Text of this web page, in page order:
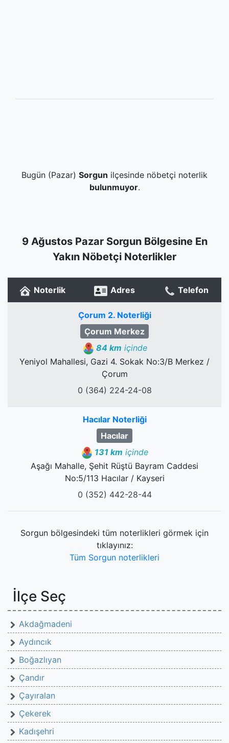
Bugün (Pazar) Sorgun ilçesinde nöbetçi noterlik
bulunmuyor.
9 Ağustos Pazar Sorgun Bölgesine En
Yakın Nöbetçi Noterlikler
Noterlik Adres Telefon
Çorum 2. Noterliği
Çorum Merkez
84 km içinde
Yeniyol Mahallesi, Gazi 4. Sokak No:3/B Merkez /
Çorum
0 (364) 224-24-08
Hacılar Noterliği
Hacılar
131 km içinde
Aşağı Mahalle, Şehit Rüştü Bayram Caddesi
No:5/113 Hacılar / Kayseri
0 (352) 442-28-44
Sorgun bölgesindeki tüm noterlikleri görmek için
tıklayınız:
Tüm Sorgun noterlikleri
İlçe Seç
Akdağmadeni
Aydıncık
Boğazlıyan
Çandır
Çayıralan
Çekerek
Kadışehri